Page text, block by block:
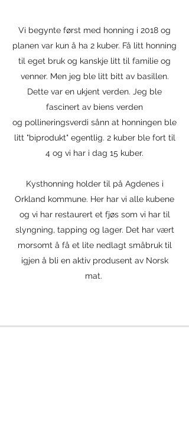
Vi begynte først med honning i 2018 og
planen var kun å ha 2 kuber. Få litt honning
til eget bruk og kanskje litt til familie og
venner. Men jeg ble litt bitt av basillen.
Dette var en ukjent verden. Jeg ble
fascinert av biens verden
og pollineringsverdi sånn at honningen ble
litt "biprodukt" egentlig. 2 kuber ble fort til
4 og vi har i dag 15 kuber.
Kysthonning holder til på Agdenes i
Orkland kommune. Her har vi alle kubene
og vi har restaurert et fjøs som vi har til
slyngning, tapping og lager. Det har vært
morsomt å få et lite nedlagt småbruk til
igjen å bli en aktiv produsent av Norsk
mat.